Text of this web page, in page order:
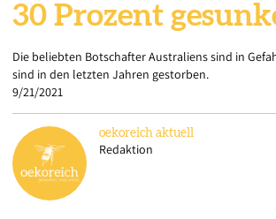
30 Prozent
Die beliebten Botschafter Australiens sind in
sind in den letzten Jahren gestorben.
9/21/2021
oekoreich aktuell
Redaktion